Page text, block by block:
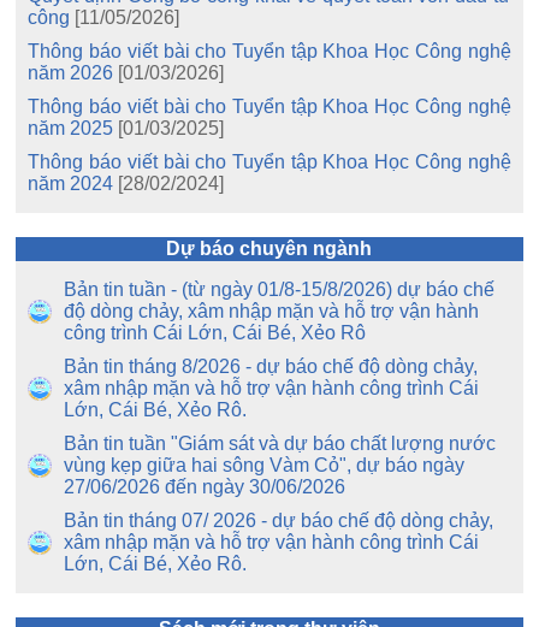
công [11/05/2026]
Thông báo viết bài cho Tuyển tập Khoa Học Công nghệ
năm 2026 [01/03/2026]
Thông báo viết bài cho Tuyển tập Khoa Học Công nghệ
năm 2025 [01/03/2025]
Thông báo viết bài cho Tuyển tập Khoa Học Công nghệ
năm 2024 [28/02/2024]
Dự báo chuyên ngành
Bản tin tuần - (từ ngày 01/8-15/8/2026) dự báo chế
độ dòng chảy, xâm nhập mặn và hỗ trợ vận hành
công trình Cái Lớn, Cái Bé, Xẻo Rô
Bản tin tháng 8/2026 - dự báo chế độ dòng chảy,
xâm nhập mặn và hỗ trợ vận hành công trình Cái
Lớn, Cái Bé, Xẻo Rô.
Bản tin tuần "Giám sát và dự báo chất lượng nước
vùng kẹp giữa hai sông Vàm Cỏ", dự báo ngày
27/06/2026 đến ngày 30/06/2026
Bản tin tháng 07/ 2026 - dự báo chế độ dòng chảy,
xâm nhập mặn và hỗ trợ vận hành công trình Cái
Lớn, Cái Bé, Xẻo Rô.